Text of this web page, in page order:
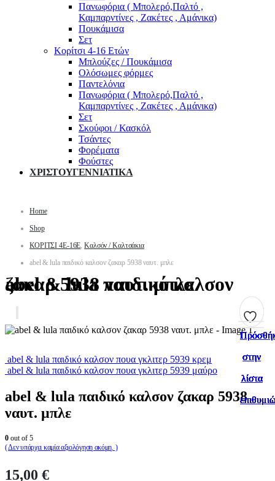
Πανωφόρια ( Μπολερό,Παλτό ,
Καμπαρντίνες , Ζακέτες , Αμάνικα)
Πουκάμισα
Σετ
Κορίτσι 4-16 Ετών
Μπλούζες / Πουκάμισα
Ολόσωμες φόρμες
Παντελόνια
Πανωφόρια ( Μπολερό,Παλτό ,
Καμπαρντίνες , Ζακέτες , Αμάνικα)
Σετ
Σκούφοι / Κασκόλ
Τσάντες
Φορέματα
Φούστες
ΧΡΙΣΤΟΥΓΕΝΝΙΑΤΙΚΑ
Home
Shop
ΚΟΡΙΤΣΙ 4Ε-16Ε,Καλσόν / Καλτσάκια
abel & lula παιδικό καλσον ζακαρ 5938 ναυτ. μπλε
abel & lula παιδικό καλσον ζακαρ 5938 ναυτ. μπλε
abel & lula παιδικό καλσον πουα γκλιτερ 5939 κρεμ
abel & lula παιδικό καλσον πουα γκλιτερ 5939 μαύρο
abel & lula παιδικό καλσον ζακαρ 5938
ναυτ. μπλε
0 out of 5
( Δεν υπάρχει καμία αξιολόγηση ακόμη. )
15,00 €
στην
λίστα
στην
λίστα
στην
λίστα
στην
λίστα
στην
λίστα
στην
λίστα
στην
λίστα
στην
λίστα
στην
λίστα
στην
λίστα